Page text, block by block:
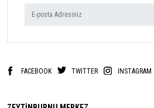
FACEBOOK TWITTER INSTAGRAM